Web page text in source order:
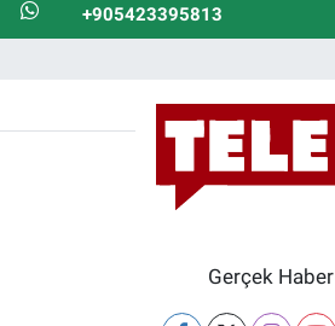
+905423395813
Gerçek Haber